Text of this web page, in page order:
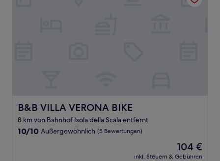
B&B VILLA VERONA BIKE
B&B VILLA VERONA BIKE
8 km von Bahnhof Isola della Scala entfernt
10.0
10/10 Außergewöhnlich (5 Bewertungen)
Der
Preis
104 €
inkl. Steuern & Gebühren